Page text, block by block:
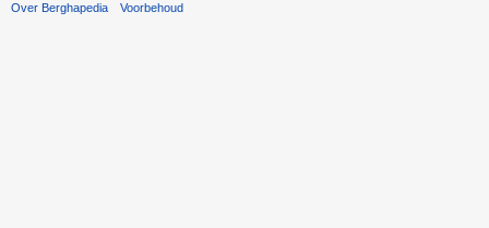
Over Berghapedia Voorbehoud